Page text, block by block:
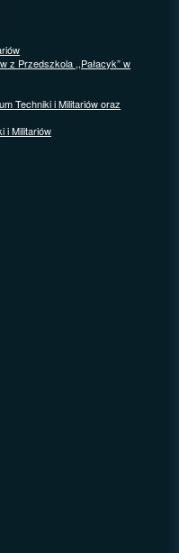
z Przedszkola ,,Pałacyk” w
Techniki i Militariów oraz
i Militariów